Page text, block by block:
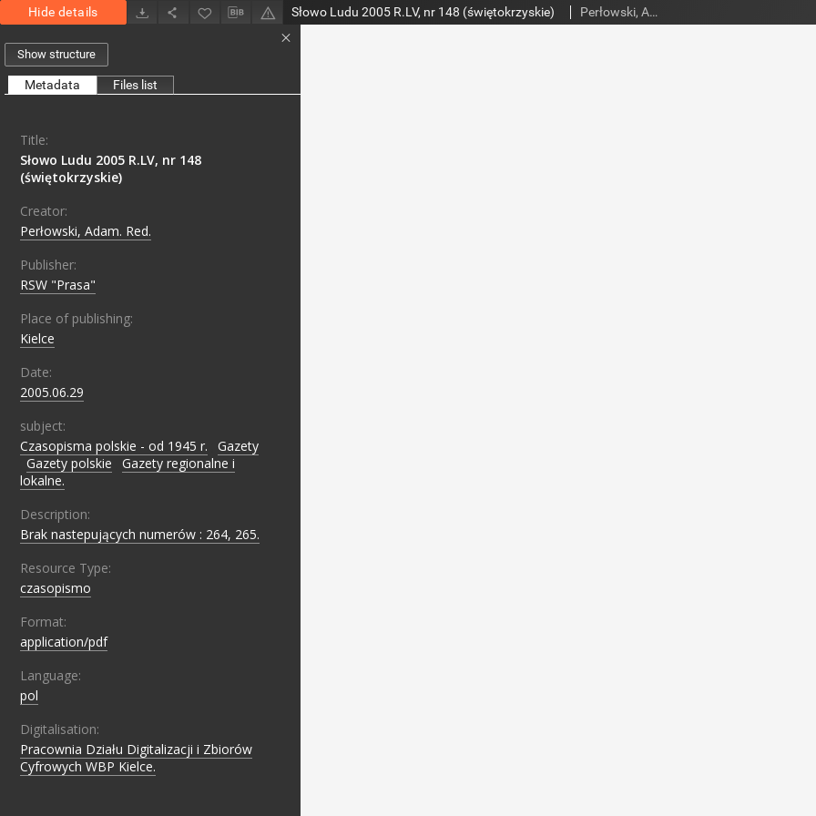
Hide details Słowo Ludu 2005 R.LV, nr 148 (świętokrzyskie) Perłowski, Adam. Red.
Show structure
Metadata Files list
Title:
Słowo Ludu 2005 R.LV, nr 148
(świętokrzyskie)
Creator:
Perłowski, Adam. Red.
Publisher:
RSW "Prasa"
Place of publishing:
Kielce
Date:
2005.06.29
subject:
Czasopisma polskie - od 1945 r.
Gazety
Gazety polskie
Gazety regionalne i
lokalne.
Description:
Brak nastepujących numerów : 264, 265.
Resource Type:
czasopismo
Format:
application/pdf
Language:
pol
Digitalisation:
Pracownia Działu Digitalizacji i Zbiorów
Cyfrowych WBP Kielce.